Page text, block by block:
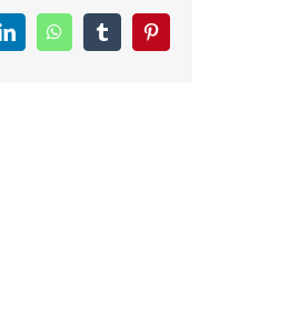
LinkedInWhatsAppTumblrPinterest